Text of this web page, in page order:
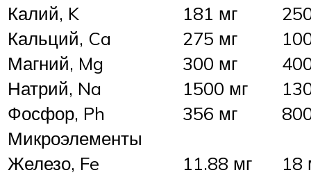
Калий, K
181 мг
Кальций, Ca
275 мг
Магний, Mg
300 мг
Натрий, Na
1500 мг
Фосфор, Ph
356 мг
Микроэлементы
Железо, Fe
11.88 мг
18